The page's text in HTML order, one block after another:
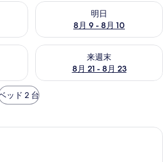
況をチェック
明日
8月 9 - 8月 10
明日 8月 9 - 8月 10 の空室状
室状況をチェック
来週末
8月 21 - 8月 23
来週末 8月 21 - 8月 23 の空室
ッド 2 台
アイロン / アイロン台、WiFi (無料)、